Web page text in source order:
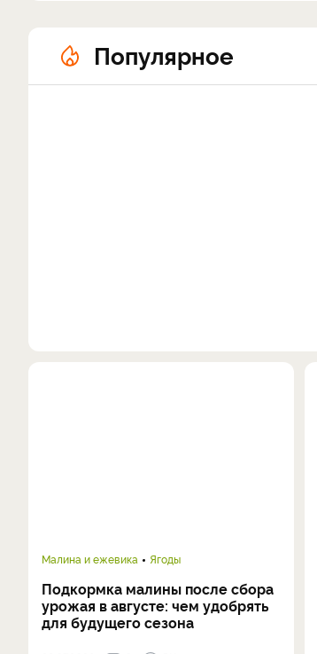
Популярное
Малина и ежевика Ягоды
Подкормка малины после сбора
урожая в августе: чем удобрять
для будущего сезона